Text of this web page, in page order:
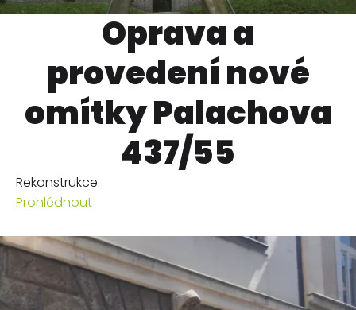
Oprava a
provedení nové
omítky Palachova
437/55
Rekonstrukce
Prohlédnout